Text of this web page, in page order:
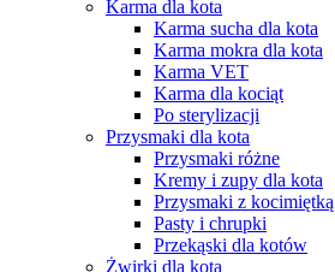
Karma dla kota
Karma sucha dla kota
Karma mokra dla kota
Karma VET
Karma dla kociąt
Po sterylizacji
Przysmaki dla kota
Przysmaki różne
Kremy i zupy dla kota
Przysmaki z kocimiętką
Pasty i chrupki
Przekąski dla kotów
Żwirki dla kota